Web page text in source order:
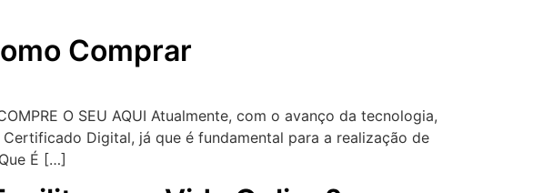
Comprar
O SEU AQUI Atualmente, com o avanço da tecnologia,
Digital, já que é fundamental para a realização de
É […]